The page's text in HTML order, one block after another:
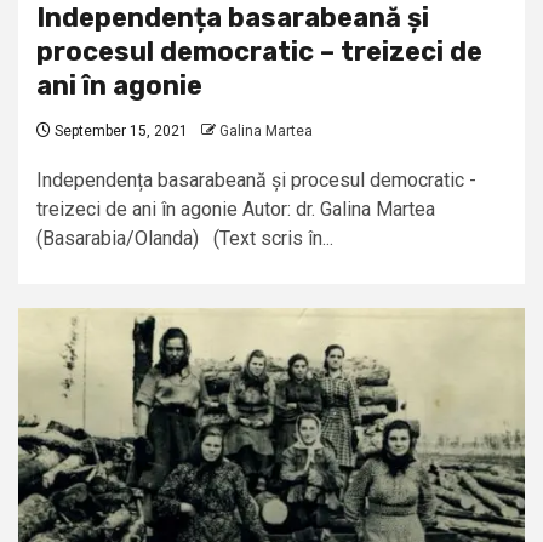
Independența basarabeană și
procesul democratic – treizeci de
ani în agonie
September 15, 2021 Galina Martea
Independența basarabeană și procesul democratic -
treizeci de ani în agonie Autor: dr. Galina Martea
(Basarabia/Olanda) (Text scris în...